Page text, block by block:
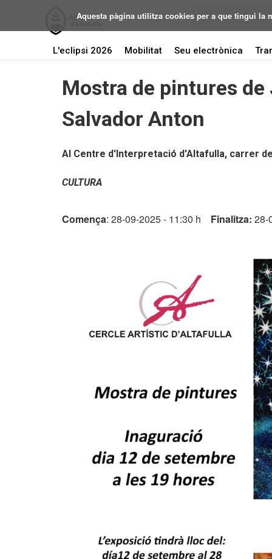
Aquesta pàgina utilitza cookies per a que tingui la
L'eclipsi 2026 Mobilitat Seu electrònica
Mostra de pintures de
Salvador Anton
Al Centre d'Interpretació d'Altafulla, carrer
CULTURA
Comença: 28-09-2025 - 11:30 h Finalitza: 28-